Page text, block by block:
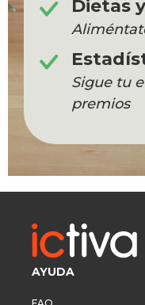
Dietas
Sigue tu
premios
AYUDA